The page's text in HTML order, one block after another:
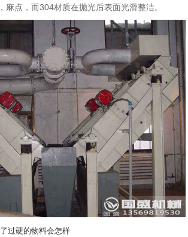
麻点，而304材质在抛光后表面光滑整洁。
过硬的物料会怎样